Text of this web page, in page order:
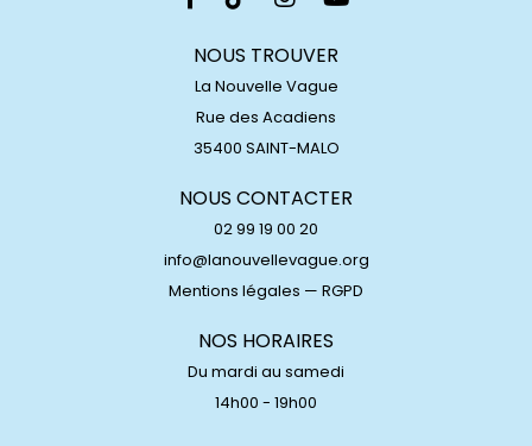
NOUS TROUVER
La Nouvelle Vague
Rue des Acadiens
35400 SAINT-MALO
NOUS CONTACTER
02 99 19 00 20
info@lanouvellevague.org
Mentions légales — RGPD
NOS HORAIRES
Du mardi au samedi
14h00 - 19h00